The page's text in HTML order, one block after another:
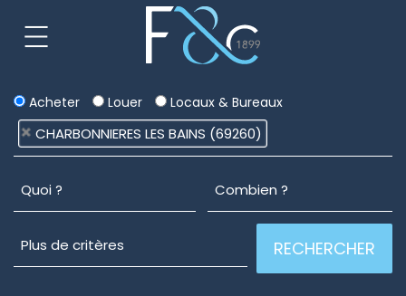
Acheter Louer Locaux & Bureaux
CHARBONNIERES LES BAINS (69260)